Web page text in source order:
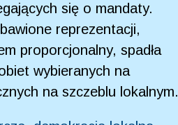
się o mandaty.
reprezentacji,
proporcjonalny, spadła
wybieranych na
na szczeblu lokalnym.